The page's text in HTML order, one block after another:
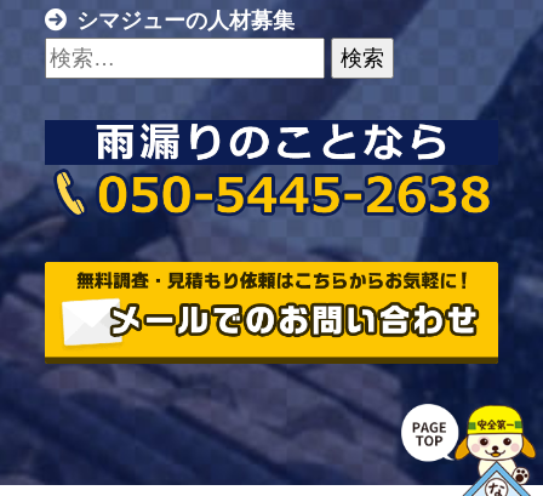
シマジューの人材募集
検索: